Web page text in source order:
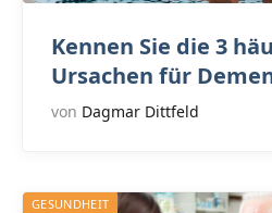
Kennen Sie die 3
Ursachen für
von Dagmar Dittfeld
GESUNDHEIT